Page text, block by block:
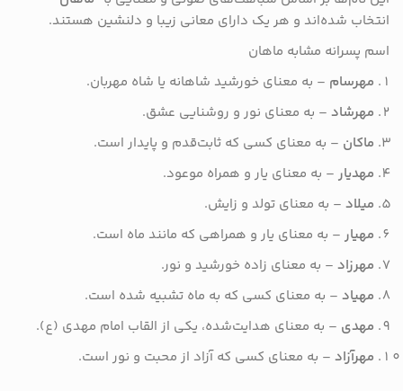
انتخاب شده‌اند و هر یک دارای معانی زیبا و دلنشین هستند.
اسم پسرانه مشابه ماهان
مهرسام – به معنای خورشید شاهانه یا شاه مهربان.
مهرشاد – به معنای نور و روشنایی عشق.
ماکان – به معنای کسی که ثابت‌قدم و پایدار است.
مهدیار – به معنای یار و همراه موعود.
میلاد – به معنای تولد و زایش.
مهیار – به معنای یار و همراهی که مانند ماه است.
مهرزاد – به معنای زاده خورشید و نور.
مهیاد – به معنای کسی که به ماه تشبیه شده است.
مهدی – به معنای هدایت‌شده، یکی از القاب امام مهدی (ع).
مهرآزاد – به معنای کسی که آزاد از محبت و نور است​.